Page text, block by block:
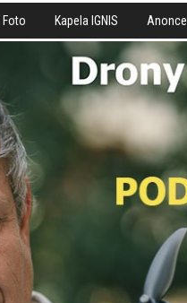
Foto Kapela IGNIS Anonce